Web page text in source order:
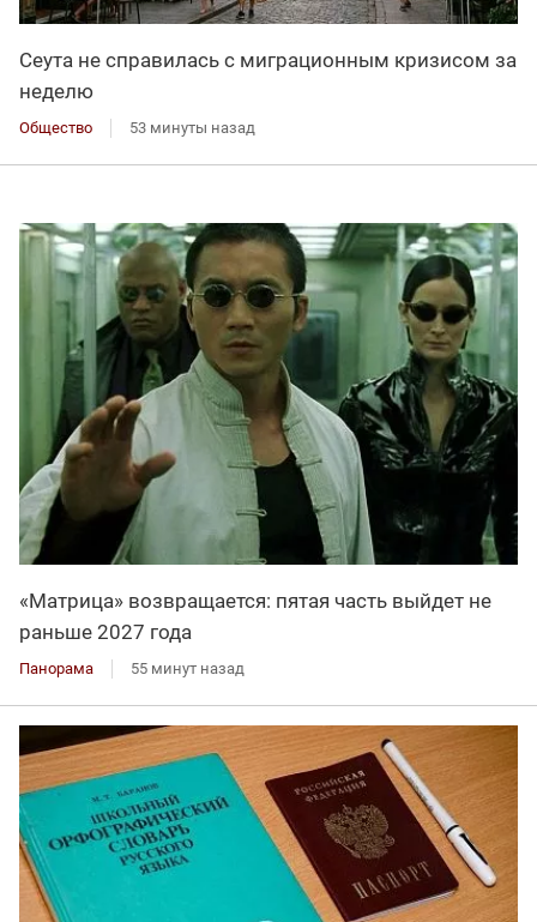
Сеута не справилась с миграционным кризисом за
неделю
Общество 53 минуты назад
«Матрица» возвращается: пятая часть выйдет не
раньше 2027 года
Панорама 55 минут назад